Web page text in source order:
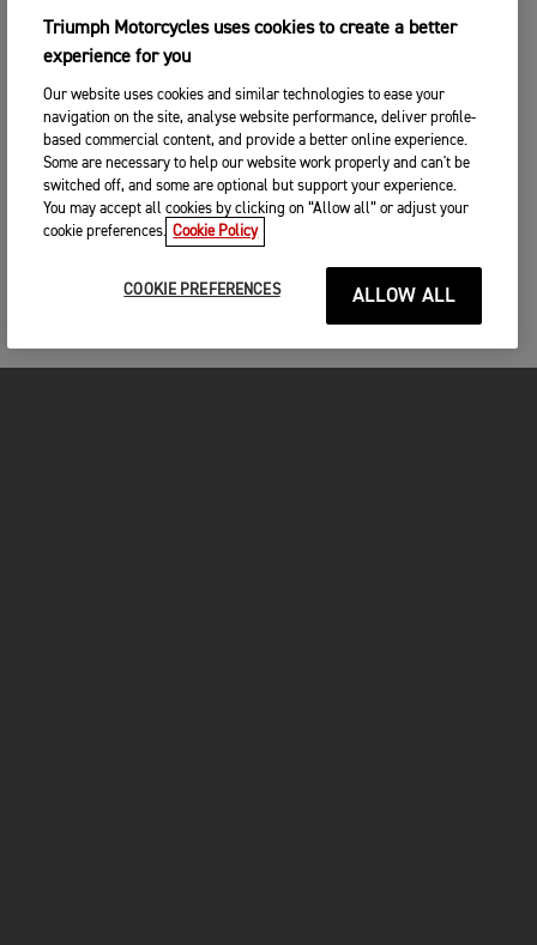
Triumph Motorcycles uses cookies to create a better
experience for you
Our website uses cookies and similar technologies to ease your
navigation on the site, analyse website performance, deliver profile-
based commercial content, and provide a better online experience.
Some are necessary to help our website work properly and can't be
switched off, and some are optional but support your experience.
You may accept all cookies by clicking on “Allow all” or adjust your
cookie preferences. Cookie Policy
COOKIE PREFERENCES ALLOW ALL